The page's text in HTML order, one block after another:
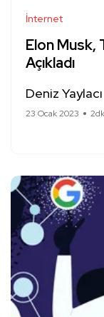
İnternet
Elon Musk,
Açıkladı
Deniz Yaylacı
23 Ocak 2023